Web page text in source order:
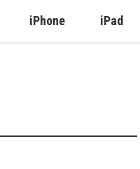
iPhone iPad